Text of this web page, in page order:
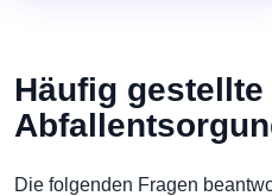
Häufig
Die folgenden Fragen